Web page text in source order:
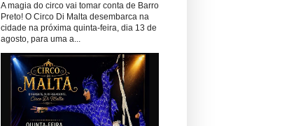
A magia do circo vai tomar conta de Barro
Preto! O Circo Di Malta desembarca na
cidade na próxima quinta-feira, dia 13 de
agosto, para uma a...